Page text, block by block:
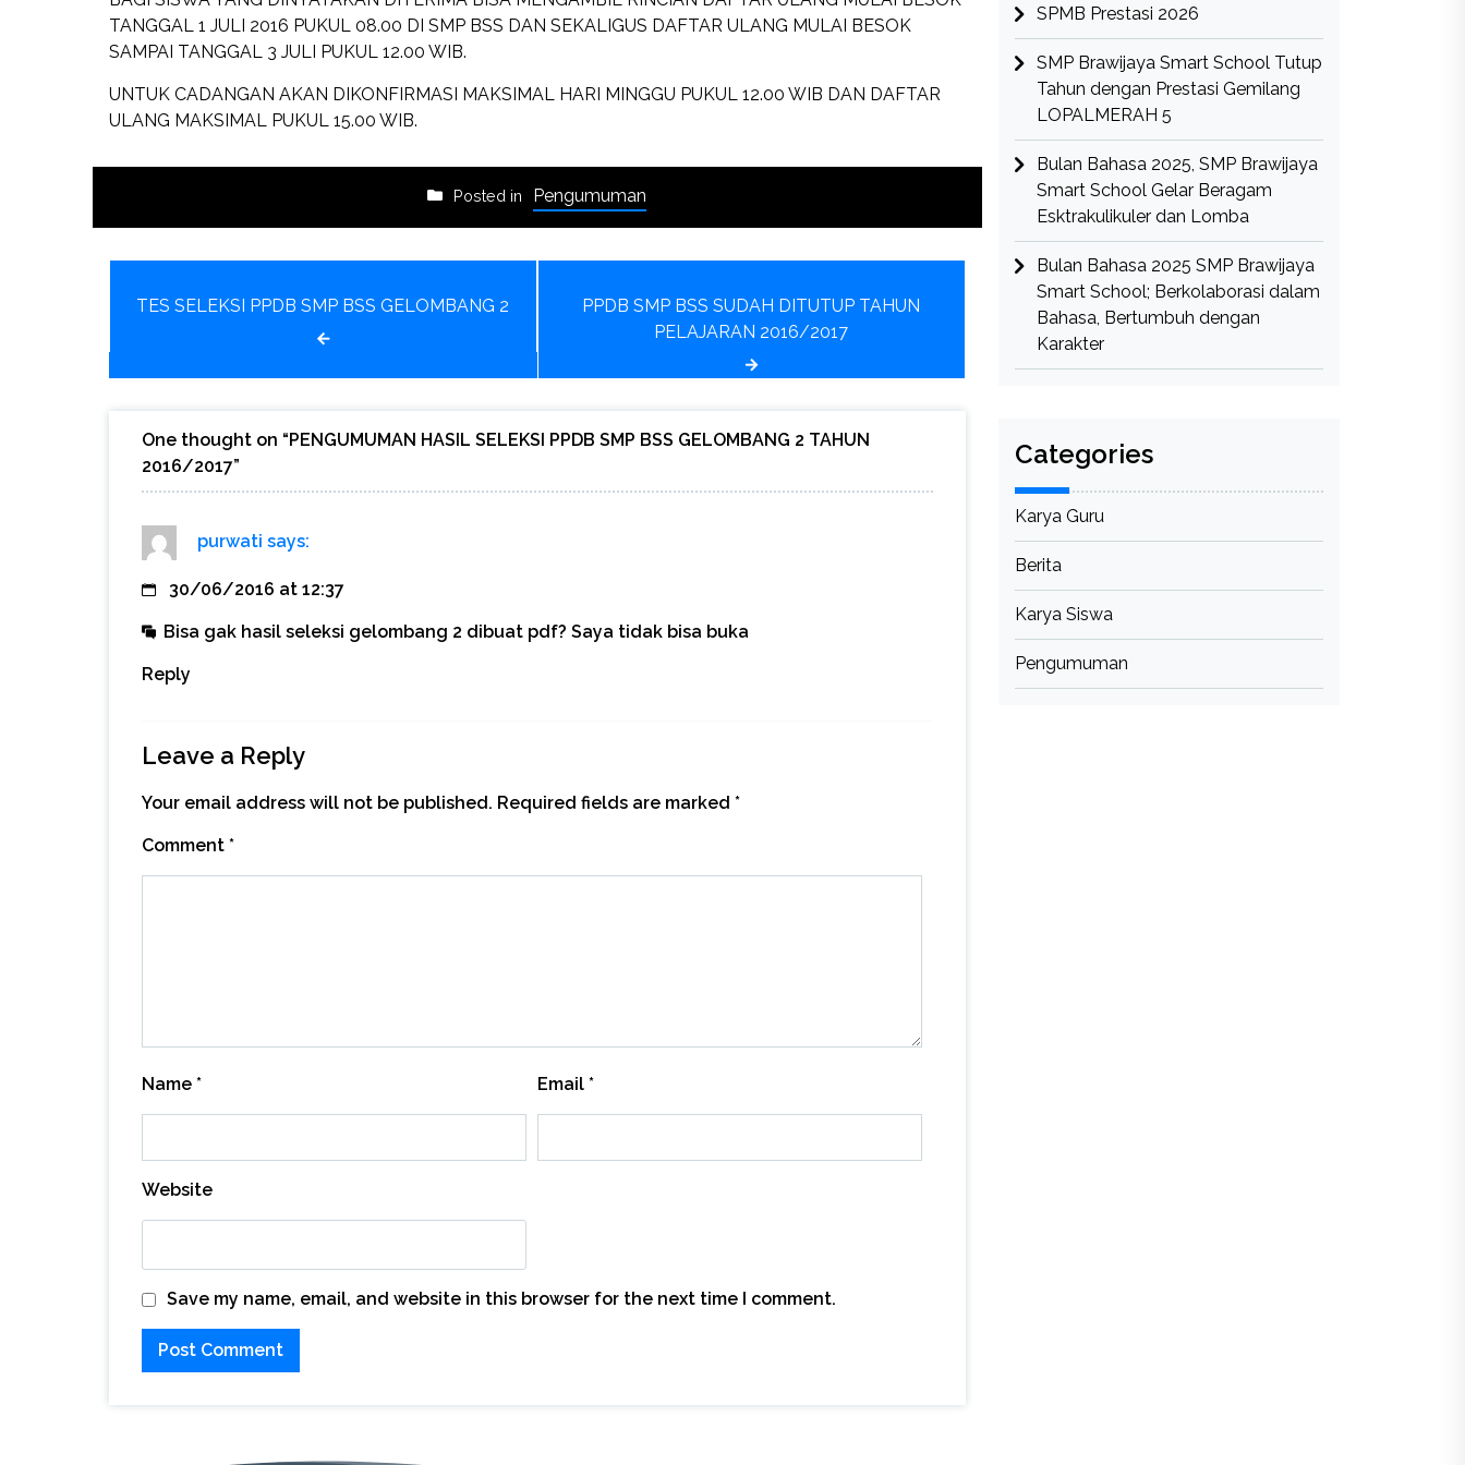
TANGGAL 1 JULI 2016 PUKUL 08.00 DI SMP BSS DAN SEKALIGUS DAFTAR ULANG MULAI BESOK
SAMPAI TANGGAL 3 JULI PUKUL 12.00 WIB.
UNTUK CADANGAN AKAN DIKONFIRMASI MAKSIMAL HARI MINGGU PUKUL 12.00 WIB DAN DAFTAR
ULANG MAKSIMAL PUKUL 15.00 WIB.
Posted in Pengumuman
navigation
TES SELEKSI PPDB SMP BSS GELOMBANG 2
PPDB SMP BSS SUDAH DITUTUP TAHUN
PELAJARAN 2016/2017
One thought on “PENGUMUMAN HASIL SELEKSI PPDB SMP BSS GELOMBANG 2 TAHUN
2016/2017”
purwati says:
30/06/2016 at 12:37
Bisa gak hasil seleksi gelombang 2 dibuat pdf? Saya tidak bisa buka
Reply
Leave a Reply
Your email address will not be published. Required fields are marked *
Comment *
Name * Email *
Website
Save my name, email, and website in this browser for the next time I comment.
SPMB Prestasi 2026
SMP Brawijaya Smart School Tutup
Tahun dengan Prestasi Gemilang
LOPALMERAH 5
Bulan Bahasa 2025, SMP Brawijaya
Smart School Gelar Beragam
Esktrakulikuler dan Lomba
Bulan Bahasa 2025 SMP Brawijaya
Smart School; Berkolaborasi dalam
Bahasa, Bertumbuh dengan
Karakter
Categories
Karya Guru
Berita
Karya Siswa
Pengumuman